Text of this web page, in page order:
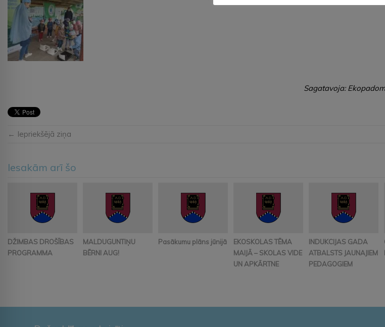
Sagatavoja:
← Iepriekšējā ziņa
Iesakām arī šo
DŽIMBAS DROŠĪBAS
PROGRAMMA
MALDUGUNTIŅU
BĒRNI AUG!
Pasākumu plāns jūnijā
EKOSKOLAS TĒMA
MAIJĀ – SKOLAS VIDE
UN APKĀRTNE
INDUKCIJAS GADA
ATBALSTS JAUNAJIEM
PEDAGOGIEM